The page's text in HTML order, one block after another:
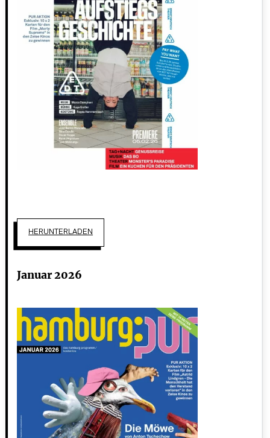
HERUNTERLADEN
Januar 2026